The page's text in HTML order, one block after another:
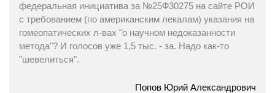
федеральная инициатива за №25Ф30275 на сайте РОИ
с требованием (по американским лекалам) указания на
гомеопатических л-вах "о научном недоказанности
метода"? И голосов уже 1,5 тыс. - за. Надо как-то
"шевелиться".
Попов Юрий Александрович